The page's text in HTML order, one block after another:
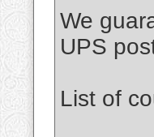
We
UPS
List of